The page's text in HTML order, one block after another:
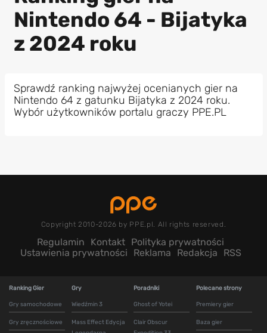
Nintendo 64 - Bijatyka
z 2024 roku
Sprawdź ranking najwyżej ocenianych gier na
Nintendo 64 z gatunku Bijatyka z 2024 roku.
Wybór użytkowników portalu graczy PPE.PL
Copyright 2010-2026 by PPE.pl. All rights reserved.
Regulamin Kontakt Polityka prywatności
Ustawienia prywatności
Reklama Redakcja RSS
Ranking Gier
Gry samochodowe
Gry zręcznościowe
Gry
Wiedźmin 3
Mass Effect Edycja
Poradniki
Ghost of Yotei
Clair Obscur
Polecane strony
Premiery gier
Baza gier